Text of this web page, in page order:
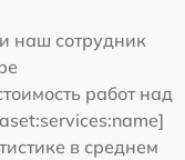
наш сотрудник
работ над
в среднем